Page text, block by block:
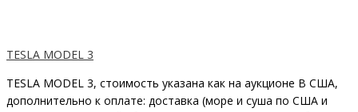
TESLA MODEL 3
TESLA MODEL 3, стоимость указана как на аукционе В США,
дополнительно к оплате: доставка (море и суша по США и